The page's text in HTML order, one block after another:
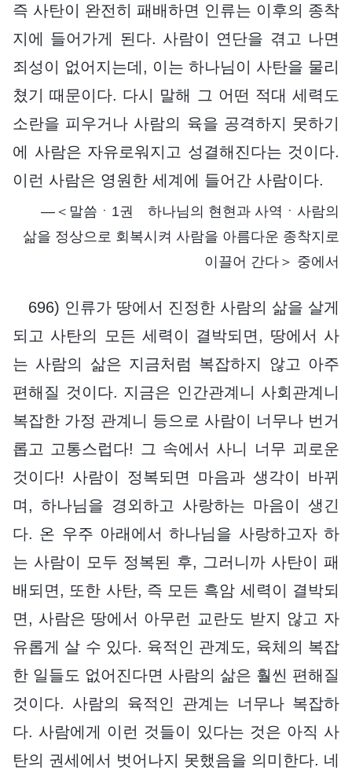
즉 사탄이 완전히 패배하면 인류는 이후의 종착
지에 들어가게 된다. 사람이 연단을 겪고 나면
죄성이 없어지는데, 이는 하나님이 사탄을 물리
쳤기 때문이다. 다시 말해 그 어떤 적대 세력도
소란을 피우거나 사람의 육을 공격하지 못하기
에 사람은 자유로워지고 성결해진다는 것이다.
이런 사람은 영원한 세계에 들어간 사람이다.
―＜말씀ㆍ1권 하나님의 현현과 사역ㆍ사람의
삶을 정상으로 회복시켜 사람을 아름다운 종착지로
이끌어 간다＞ 중에서
696) 인류가 땅에서 진정한 사람의 삶을 살게
되고 사탄의 모든 세력이 결박되면, 땅에서 사
는 사람의 삶은 지금처럼 복잡하지 않고 아주
편해질 것이다. 지금은 인간관계니 사회관계니
복잡한 가정 관계니 등으로 사람이 너무나 번거
롭고 고통스럽다! 그 속에서 사니 너무 괴로운
것이다! 사람이 정복되면 마음과 생각이 바뀌
며, 하나님을 경외하고 사랑하는 마음이 생긴
다. 온 우주 아래에서 하나님을 사랑하고자 하
는 사람이 모두 정복된 후, 그러니까 사탄이 패
배되면, 또한 사탄, 즉 모든 흑암 세력이 결박되
면, 사람은 땅에서 아무런 교란도 받지 않고 자
유롭게 살 수 있다. 육적인 관계도, 육체의 복잡
한 일들도 없어진다면 사람의 삶은 훨씬 편해질
것이다. 사람의 육적인 관계는 너무나 복잡하
다. 사람에게 이런 것들이 있다는 것은 아직 사
탄의 권세에서 벗어나지 못했음을 의미한다. 네